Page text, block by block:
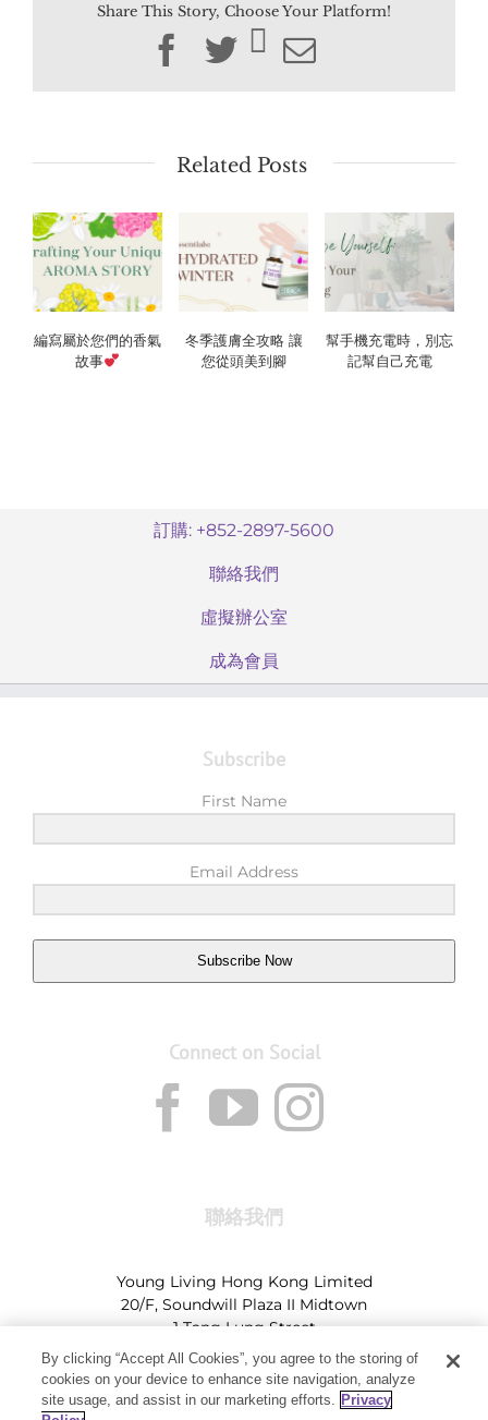
Share This Story, Choose Your Platform!
Facebook
TwitterEmail
Related Posts
編寫屬於您們的香氣
故事
冬季護膚全攻略 讓
您從頭美到腳
幫手機充電時，別忘
記幫自己充電
訂購: +852-2897-5600
聯絡我們
虛擬辦公室
成為會員
Subscribe
First Name
Email Address
Subscribe Now
Connect on Social
聯絡我們
Young Living Hong Kong Limited
20/F, Soundwill Plaza II Midtown
1 Tang Lung Street
Causeway Bay, Hong Kong (Exit A, Causeway Bay
Station)
Tel:
+852-2897-5600ΙHK@youngliving.com
By clicking “Accept All Cookies”, you agree to the storing of
cookies on your device to enhance site navigation, analyze
site usage, and assist in our marketing efforts. Privacy